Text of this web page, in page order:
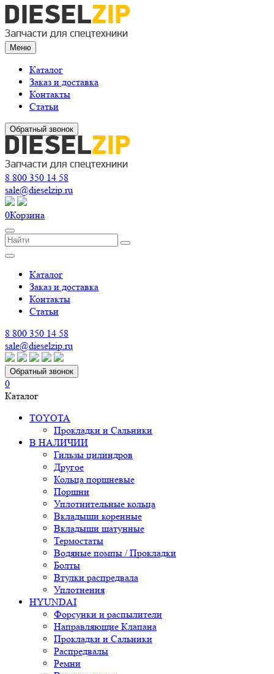
Меню
Каталог
Заказ и доставка
Контакты
Статьи
Обратный звонок
8 800 350 14 58
sale@dieselzip.ru
0Корзина
Каталог
Заказ и доставка
Контакты
Статьи
8 800 350 14 58
sale@dieselzip.ru
Обратный звонок
0
Каталог
TOYOTA
Прокладки и Сальники
В НАЛИЧИИ
Гильзы цилиндров
Другое
Кольца поршневые
Поршни
Уплотнительные кольца
Вкладыши коренные
Вкладыши шатунные
Термостаты
Водяные помпы / Прокладки
Болты
Втулки распредвала
Уплотнения
HYUNDAI
Форсунки и распылители
Направляющие Клапана
Прокладки и Сальники
Распредвалы
Ремни